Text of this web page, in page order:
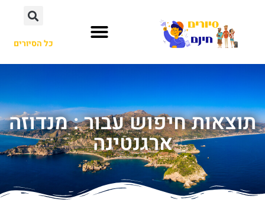
כל הסיורים
תוצאות חיפוש עבור : מנדוזה
ארגנטינה